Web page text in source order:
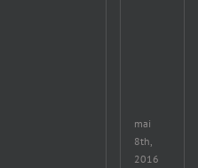
mai
8th,
2016